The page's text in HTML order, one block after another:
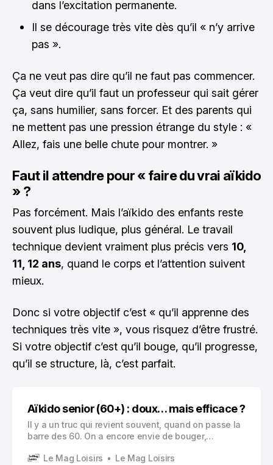
dans l’excitation permanente.
Il se décourage très vite dès qu’il « n’y arrive
pas ».
Ça ne veut pas dire qu’il ne faut pas commencer.
Ça veut dire qu’il faut un professeur qui sait gérer
ça, sans humilier, sans forcer. Et des parents qui
ne mettent pas une pression étrange du style : «
Allez, fais une belle chute pour montrer. »
Faut il attendre pour « faire du vrai aïkido
» ?
Pas forcément. Mais l’aïkido des enfants reste
souvent plus ludique, plus général. Le travail
technique devient vraiment plus précis vers 10,
11, 12 ans, quand le corps et l’attention suivent
mieux.
Donc si votre objectif c’est « qu’il apprenne des
techniques très vite », vous risquez d’être frustré.
Si votre objectif c’est qu’il bouge, qu’il progresse,
qu’il se structure, là, c’est parfait.
Aïkido senior (60+) : doux… mais efficace ?
Il y a un truc qui revient souvent, quand on passe la
barre des 60. On a encore envie de bouger,
rentrer d’un cours en boitant pendant trois jours, ou
Le Mag Loisirs Le Mag Loisirs